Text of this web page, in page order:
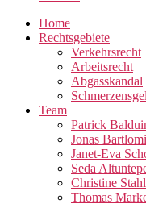
Home
Rechtsgebiete
Verkehrsrecht
Arbeitsrecht
Abgasskandal
Team
Patrick
Jonas
Janet-Eva
Seda
Christine
Thomas